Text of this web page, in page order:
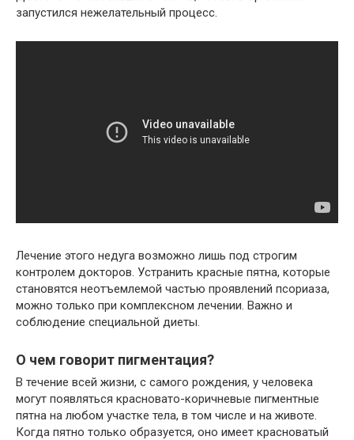
запустился нежелательный процесс.
Лечение этого недуга возможно лишь под строгим
контролем докторов. Устранить красные пятна, которые
становятся неотъемлемой частью проявлений псориаза,
можно только при комплексном лечении. Важно и
соблюдение специальной диеты.
О чем говорит пигментация?
В течение всей жизни, с самого рождения, у человека
могут появляться красновато-коричневые пигментные
пятна на любом участке тела, в том числе и на животе.
Когда пятно только образуется, оно имеет красноватый